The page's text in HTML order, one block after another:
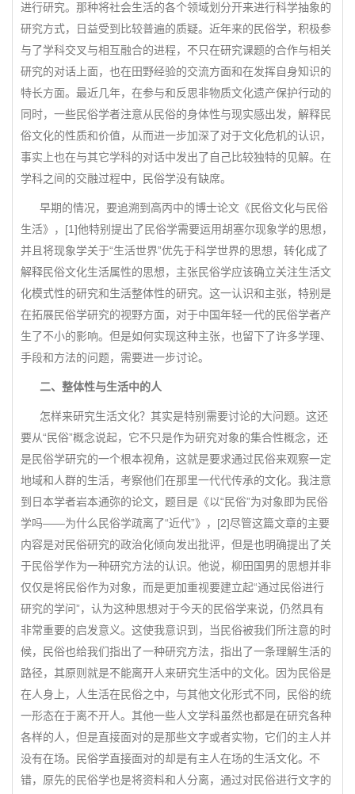
进行研究。那种将社会生活的各个领域划分开来进行科学抽象的
研究方式，日益受到比较普遍的质疑。近年来的民俗学，积极参
与了学科交叉与相互融合的进程，不只在研究课题的合作与相关
研究的对话上面，也在田野经验的交流方面和在发挥自身知识的
特长方面。最近几年，在参与和反思非物质文化遗产保护行动的
同时，一些民俗学者注意从民俗的身体性与现实感出发，解释民
俗文化的性质和价值，从而进一步加深了对于文化危机的认识，
事实上也在与其它学科的对话中发出了自己比较独特的见解。在
学科之间的交融过程中，民俗学没有缺席。
早期的情况，要追溯到高丙中的博士论文《民俗文化与民俗
生活》，[1]他特别提出了民俗学需要运用胡塞尔现象学的思想，
并且将现象学关于“生活世界”优先于科学世界的思想，转化成了
解释民俗文化生活属性的思想，主张民俗学应该确立关注生活文
化模式性的研究和生活整体性的研究。这一认识和主张，特别是
在拓展民俗学研究的视野方面，对于中国年轻一代的民俗学者产
生了不小的影响。但是如何实现这种主张，也留下了许多学理、
手段和方法的问题，需要进一步讨论。
二、整体性与生活中的人
怎样来研究生活文化？其实是特别需要讨论的大问题。这还
要从“民俗”概念说起，它不只是作为研究对象的集合性概念，还
是民俗学研究的一个根本视角，这就是要求通过民俗来观察一定
地域和人群的生活，考察他们在那里一代代传承的文化。我注意
到日本学者岩本通弥的论文，题目是《以“民俗”为对象即为民俗
学吗——为什么民俗学疏离了“近代”》，[2]尽管这篇文章的主要
内容是对民俗研究的政治化倾向发出批评，但是也明确提出了关
于民俗学作为一种研究方法的认识。他说，柳田国男的思想并非
仅仅是将民俗作为对象，而是更加重视要建立起“通过民俗进行
研究的学问”，认为这种思想对于今天的民俗学来说，仍然具有
非常重要的启发意义。这使我意识到，当民俗被我们所注意的时
候，民俗也给我们指出了一种研究方法，指出了一条理解生活的
路径，其原则就是不能离开人来研究生活中的文化。因为民俗是
在人身上，人生活在民俗之中，与其他文化形式不同，民俗的统
一形态在于离不开人。其他一些人文学科虽然也都是在研究各种
各样的人，但是直接面对的是那些文字或者实物，它们的主人并
没有在场。民俗学直接面对的却是有主人在场的生活文化。不
错，原先的民俗学也是将资料和人分离，通过对民俗进行文字的